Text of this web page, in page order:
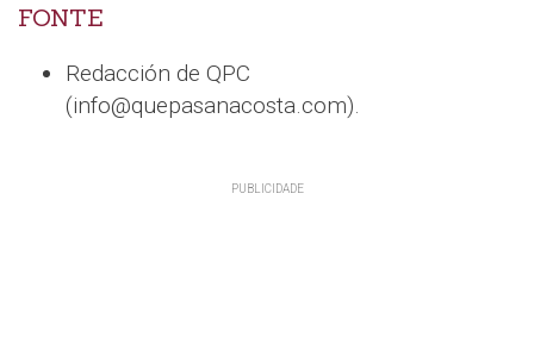
FONTE
Redacción de QPC
(info@quepasanacosta.com).